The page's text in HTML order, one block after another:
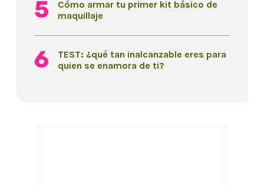
Cómo armar tu primer kit básico de
maquillaje
TEST: ¿qué tan inalcanzable eres para
quien se enamora de ti?